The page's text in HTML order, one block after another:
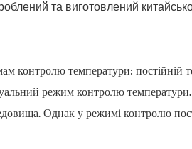
та виготовлений
температури: постійній
режим контролю
Однак у режимі контролю